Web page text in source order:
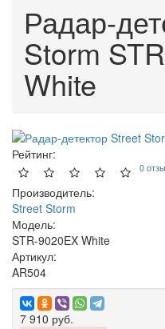
Радар-
Storm
White
Рейтинг:
0
Производитель:
Street Storm
Модель:
STR-9020EX White
Артикул:
AR504
7 910 руб.